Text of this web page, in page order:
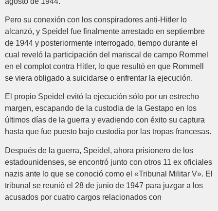
Pero su conexión con los conspiradores anti-Hitler lo
alcanzó, y Speidel fue finalmente arrestado en septiembre
de 1944 y posteriormente interrogado, tiempo durante el
cual reveló la participación del mariscal de campo Rommel
en el complot contra Hitler, lo que resultó en que Rommell
se viera obligado a suicidarse o enfrentar la ejecución.
El propio Speidel evitó la ejecución sólo por un estrecho
margen, escapando de la custodia de la Gestapo en los
últimos días de la guerra y evadiendo con éxito su captura
hasta que fue puesto bajo custodia por las tropas francesas.
Después de la guerra, Speidel, ahora prisionero de los
estadounidenses, se encontró junto con otros 11 ex oficiales
nazis ante lo que se conoció como el «Tribunal Militar V». El
tribunal se reunió el 28 de junio de 1947 para juzgar a los
acusados por cuatro cargos relacionados con